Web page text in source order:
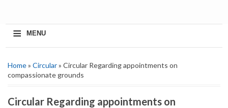
≡ MENU
Home» Circular» Circular Regarding appointments on
compassionate grounds
Circular Regarding appointments on